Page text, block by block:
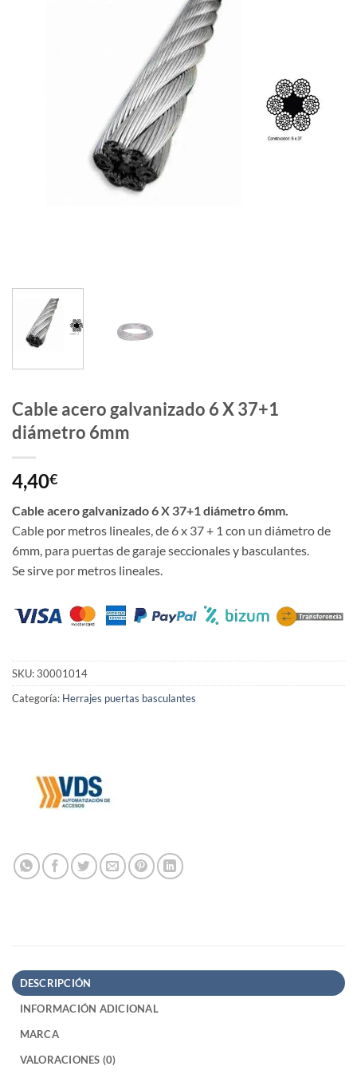
Cable acero galvanizado 6 X 37+1
diámetro 6mm
4,40€
Cable acero galvanizado 6 X 37+1 diámetro 6mm.
Cable por metros lineales, de 6 x 37 + 1 con un diámetro de
6mm, para puertas de garaje seccionales y basculantes.
Se sirve por metros lineales.
SKU:30001014
Categoría: Herrajes puertas basculantes
DESCRIPCIÓN
INFORMACIÓN ADICIONAL
MARCA
VALORACIONES (0)